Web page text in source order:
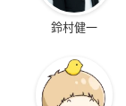
鈴村健一